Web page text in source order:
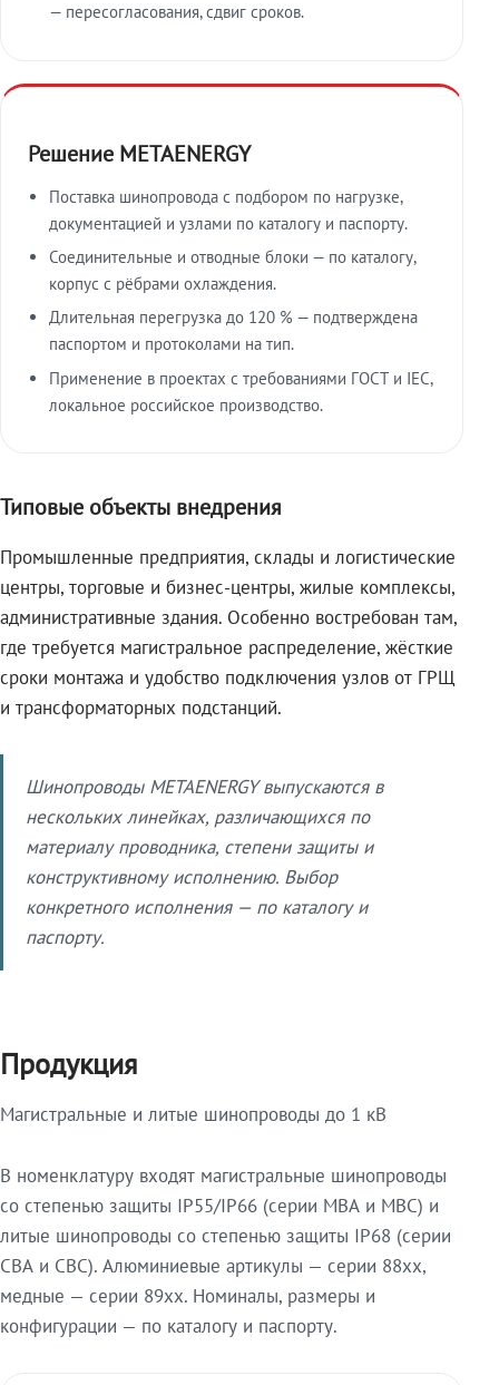
— пересогласования, сдвиг сроков.
Решение METAENERGY
Поставка шинопровода с подбором по нагрузке,
документацией и узлами по каталогу и паспорту.
Соединительные и отводные блоки — по каталогу,
корпус с рёбрами охлаждения.
Длительная перегрузка до 120 % — подтверждена
паспортом и протоколами на тип.
Применение в проектах с требованиями ГОСТ и IEC,
локальное российское производство.
Типовые объекты внедрения
Промышленные предприятия, склады и логистические
центры, торговые и бизнес-центры, жилые комплексы,
административные здания. Особенно востребован там,
где требуется магистральное распределение, жёсткие
сроки монтажа и удобство подключения узлов от ГРЩ
и трансформаторных подстанций.
Шинопроводы METAENERGY выпускаются в
нескольких линейках, различающихся по
материалу проводника, степени защиты и
конструктивному исполнению. Выбор
конкретного исполнения — по каталогу и
паспорту.
Продукция
Магистральные и литые шинопроводы до 1 кВ
В номенклатуру входят магистральные шинопроводы
со степенью защиты IP55/IP66 (серии МВА и МВС) и
литые шинопроводы со степенью защиты IP68 (серии
СВА и СВС). Алюминиевые артикулы — серии 88xx,
медные — серии 89xx. Номиналы, размеры и
конфигурации — по каталогу и паспорту.